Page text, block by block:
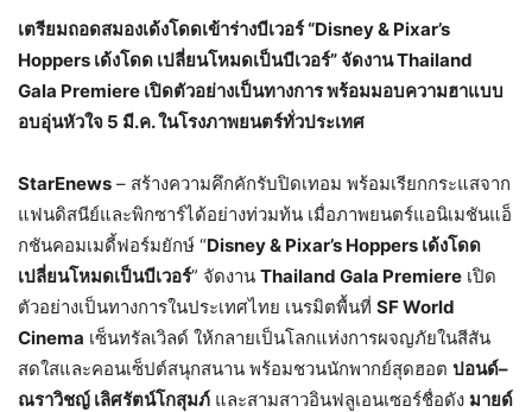
เตรียมถอดสมองเด้งโดดเข้าร่างบีเวอร์ “Disney & Pixar’s
Hoppers เด้งโดด เปลี่ยนโหมดเป็นบีเวอร์” จัดงาน Thailand
Gala Premiere เปิดตัวอย่างเป็นทางการ พร้อมมอบความฮาแบบ
อบอุ่นหัวใจ 5 มี.ค. ในโรงภาพยนตร์ทั่วประเทศ
StarEnews – สร้างความคึกคักรับปิดเทอม พร้อมเรียกกระแสจาก
แฟนดิสนีย์และพิกซาร์ได้อย่างท่วมท้น เมื่อภาพยนตร์แอนิเมชันแอ็
กชันคอมเมดี้ฟอร์มยักษ์ “Disney & Pixar’s Hoppers เด้งโดด
เปลี่ยนโหมดเป็นบีเวอร์” จัดงาน Thailand Gala Premiere เปิด
ตัวอย่างเป็นทางการในประเทศไทย เนรมิตพื้นที่ SF World
Cinema เซ็นทรัลเวิลด์ ให้กลายเป็นโลกแห่งการผจญภัยในสีสัน
สดใสและคอนเซ็ปต์สนุกสนาน พร้อมชวนนักพากย์สุดฮอต ปอนด์–
ณราวิชญ์ เลิศรัตน์โกสุมภ์ และสามสาวอินฟลูเอนเซอร์ชื่อดัง มายด์